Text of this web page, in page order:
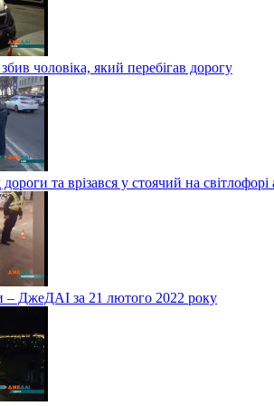
чоловіка, який перебігав дорогу
дороги та врізався у стоячий на світлофорі
– ДжеДАІ за 21 лютого 2022 року